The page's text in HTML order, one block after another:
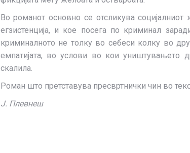
Во романот основно се отсликува
егзистенција, и кое посега по криминал
криминалното не толку во себеси колку во
емпатијата, во услови во кои уништувањето
скалила.
Роман што претставува пресвртнички чин во
Ј. Плевнеш